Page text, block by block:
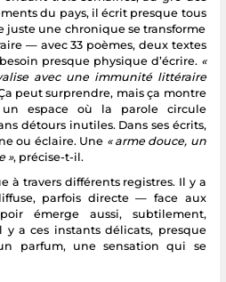
du pays, il écrit presque tous
juste une chronique se transforme
— avec 33 poèmes, deux textes
presque physique d’écrire. «
avec une immunité littéraire
peut surprendre, mais ça montre
espace où la parole circule
détours inutiles. Dans ses écrits,
ou éclaire. Une « arme douce, un
», précise-t-il.
à travers différents registres. Il y a
parfois directe — face aux
émerge aussi, subtilement,
y a ces instants délicats, presque
parfum, une sensation qui se